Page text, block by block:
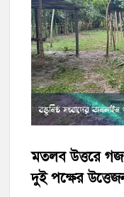
মতলব উত্তরে সোনালী
চেক বিতরণ
হাজীগঞ্জ ডিগ্রি কলেজ
শহীদকে স্মরণ
হাজীগঞ্জের যুবধারা
টাকা পরিশোধ করা হবে
হাজীগঞ্জের বাকিলা উবির
পেলেন
মতলব উত্তরে
দুই পক্ষের